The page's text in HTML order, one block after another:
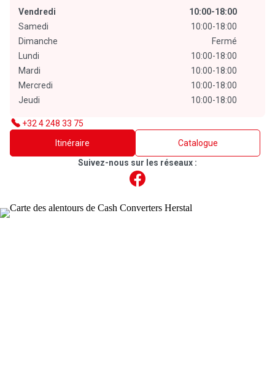
Vendredi
10:00-18:00
Samedi
10:00-18:00
Dimanche
Fermé
Lundi
10:00-18:00
Mardi
10:00-18:00
Mercredi
10:00-18:00
Jeudi
10:00-18:00
+32 4 248 33 75
Itinéraire
Catalogue
Suivez-nous sur les réseaux :